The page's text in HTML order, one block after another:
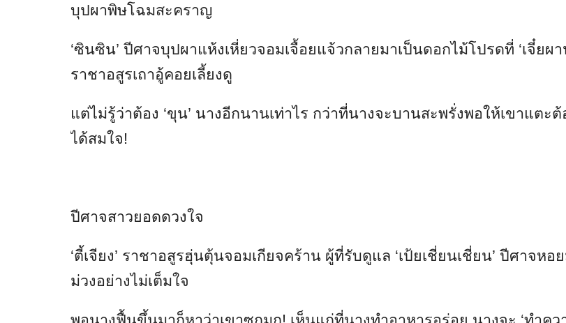
บุปผาพิษโฉมสะคราญ
‘ซินซิน’ ปีศาจบุปผาแห้งเหี่ยวจอมเจื้อยแจ้วกลายมาเป็นดอกไม้โปรดที่ ‘เจี๋ยผา
ราชาอสูรเถาอู้คอยเลี้ยงดู
แต่ไม่รู้ว่าต้อง ‘ขุน’ นางอีกนานเท่าไร กว่าที่นางจะบานสะพรั่งพอให้เขาแตะต้
ได้สมใจ!
ปีศาจสาวยอดดวงใจ
‘ตี้เจียง’ ราชาอสูรฮุ่นตุ้นจอมเกียจคร้าน ผู้ที่รับดูแล ‘เป้ยเชี่ยนเชี่ยน’ ปีศาจหอ
ม่วงอย่างไม่เต็มใจ